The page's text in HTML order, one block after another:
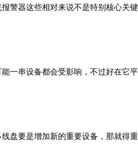
警器这些相对来说不是特别核心
一串设备都会受影响，不过好在
盘要是增加新的重要设备，那就得